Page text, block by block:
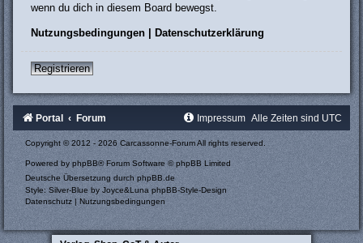
wenn du dich in diesem Board bewegst.
Nutzungsbedingungen Datenschutzerklärung
Registrieren
Portal Forum Alle Zeiten sind UTC
Impressum
Copyright © 2012 - 2026 Carcassonne-Forum All rights reserved.
Powered byphpBB® Forum Software © phpBB Limited
Deutsche Übersetzung durch phpBB.de
Style: Silver-Blue by Joyce&Luna phpBB-Style-Design
Datenschutz
Nutzungsbedingungen